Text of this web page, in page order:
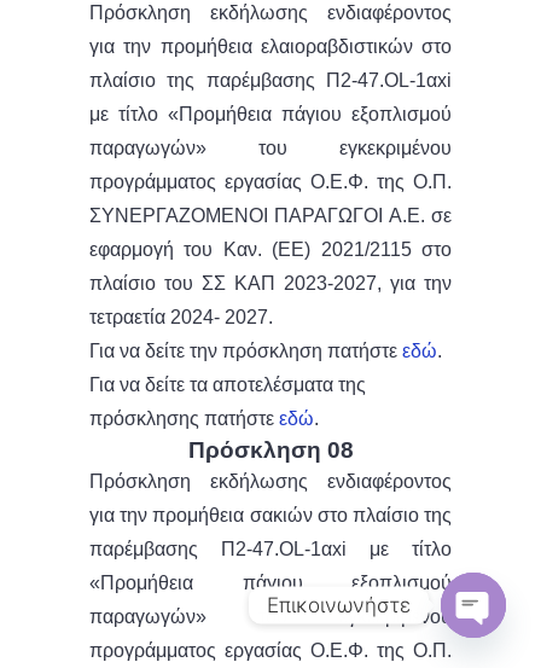
Πρόσκληση εκδήλωσης ενδιαφέροντος
για την προμήθεια ελαιοραβδιστικών στο
πλαίσιο της παρέμβασης Π2-47.OL-1αxi
με τίτλο «Προμήθεια πάγιου εξοπλισμού
παραγωγών» του εγκεκριμένου
προγράμματος εργασίας Ο.Ε.Φ. της Ο.Π.
ΣΥΝΕΡΓΑΖΟΜΕΝΟΙ ΠΑΡΑΓΩΓΟΙ Α.Ε. σε
εφαρμογή του Καν. (ΕΕ) 2021/2115 στο
πλαίσιο του ΣΣ ΚΑΠ 2023-2027, για την
τετραετία 2024- 2027.
Για να δείτε την πρόσκληση πατήστε εδώ.
Για να δείτε τα αποτελέσματα της
πρόσκλησης πατήστε εδώ.
Πρόσκληση 08
Πρόσκληση εκδήλωσης ενδιαφέροντος
για την προμήθεια σακιών στο πλαίσιο της
παρέμβασης Π2-47.OL-1αxi με τίτλο
«Προμήθεια πάγιου εξοπλισμού
παραγωγών» του εγκεκριμένου
προγράμματος εργασίας Ο.Ε.Φ. της Ο.Π.
Επικοινωνήστε